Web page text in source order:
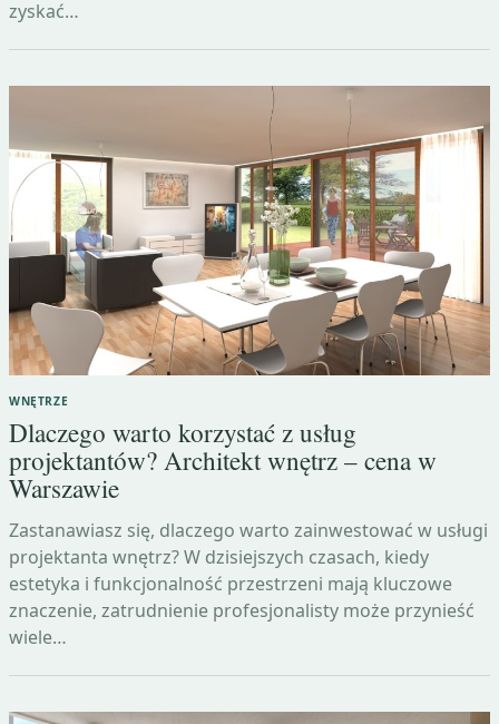
zyskać…
WNĘTRZE
Dlaczego warto korzystać z usług
projektantów? Architekt wnętrz – cena w
Warszawie
Zastanawiasz się, dlaczego warto zainwestować w usługi
projektanta wnętrz? W dzisiejszych czasach, kiedy
estetyka i funkcjonalność przestrzeni mają kluczowe
znaczenie, zatrudnienie profesjonalisty może przynieść
wiele…